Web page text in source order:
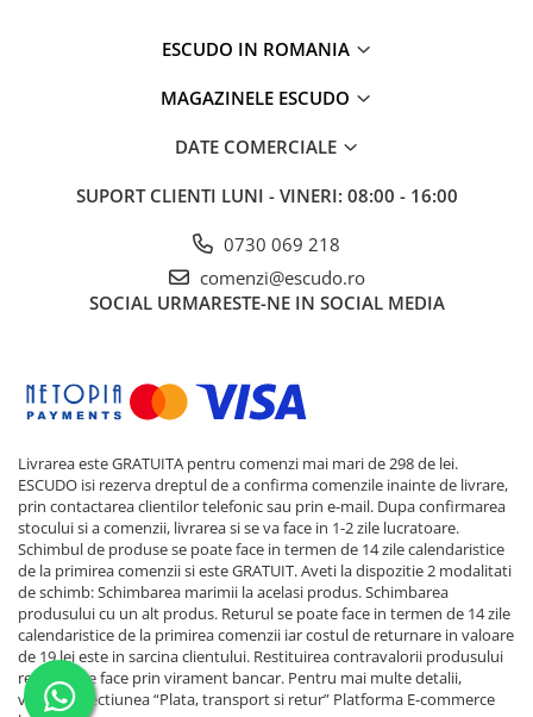
ESCUDO IN ROMANIA
MAGAZINELE ESCUDO
DATE COMERCIALE
SUPORT CLIENTI LUNI - VINERI: 08:00 - 16:00
0730 069 218
comenzi@escudo.ro
SOCIAL URMARESTE-NE IN SOCIAL MEDIA
Livrarea este GRATUITA pentru comenzi mai mari de 298 de lei.
ESCUDO isi rezerva dreptul de a confirma comenzile inainte de livrare,
prin contactarea clientilor telefonic sau prin e-mail. Dupa confirmarea
stocului si a comenzii, livrarea si se va face in 1-2 zile lucratoare.
Schimbul de produse se poate face in termen de 14 zile calendaristice
de la primirea comenzii si este GRATUIT. Aveti la dispozitie 2 modalitati
de schimb: Schimbarea marimii la acelasi produs. Schimbarea
produsului cu un alt produs. Returul se poate face in termen de 14 zile
calendaristice de la primirea comenzii iar costul de returnare in valoare
de 19 lei este in sarcina clientului. Restituirea contravalorii produsului
returnat se face prin virament bancar. Pentru mai multe detalii,
verificati sectiunea “Plata, transport si retur” Platforma E-commerce